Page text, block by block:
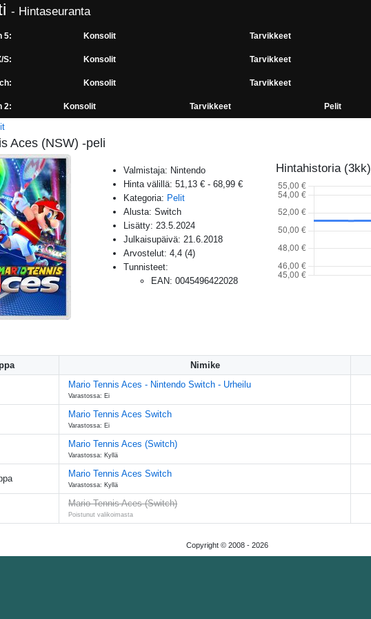
- Hintaseuranta
5: Konsolit Tarvikkeet
S: Konsolit Tarvikkeet
Konsolit Tarvikkeet
2: Konsolit Tarvikkeet Pelit
Aces (NSW) -peli
Valmistaja: Nintendo
Hinta välillä: 51,13 € - 68,99 €
Kategoria: Pelit
Alusta: Switch
Lisätty: 23.5.2024
Julkaisupäivä: 21.6.2018
Arvostelut: 4,4 (4)
Tunnisteet:
EAN: 0045496422028
Hintahistoria (3kk)
Nimike
Mario Tennis Aces - Nintendo Switch - Urheilu
Varastossa: Ei
Mario Tennis Aces Switch
Varastossa: Ei
Mario Tennis Aces (Switch)
Varastossa: Kyllä
Mario Tennis Aces Switch
Varastossa: Kyllä
Mario Tennis Aces (Switch)
Poistunut valikoimasta
Copyright © 2008 - 2026